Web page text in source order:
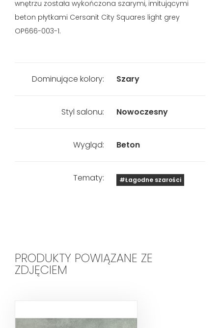
wnętrzu została wykończona szarymi, imitującymi
beton płytkami Cersanit City Squares light grey
OP666-003-1.
Dominujące kolory: Szary
Styl salonu: Nowoczesny
Wygląd: Beton
Tematy: #Łagodne szarości
PRODUKTY POWIĄZANE ZE
ZDJĘCIEM